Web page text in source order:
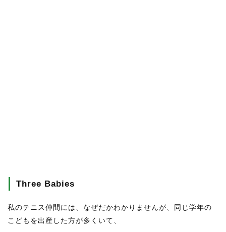
Three Babies
私のテニス仲間には、なぜだかわかりませんが、同じ学年の
こどもを出産した方が多くいて、